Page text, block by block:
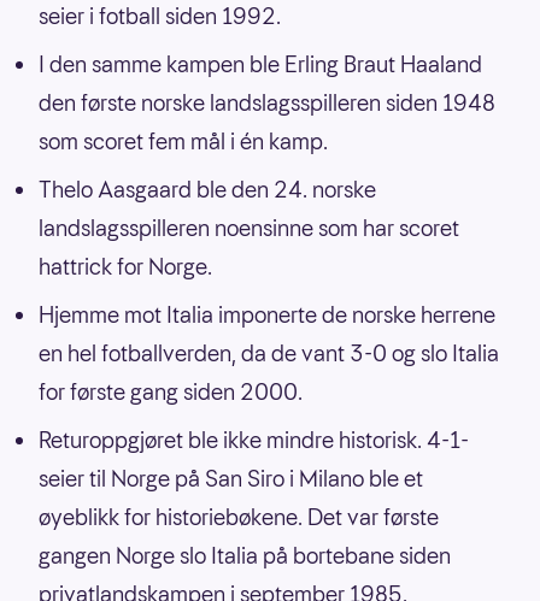
seier i fotball siden 1992.
I den samme kampen ble Erling Braut Haaland
den første norske landslagsspilleren siden 1948
som scoret fem mål i én kamp.
Thelo Aasgaard ble den 24. norske
landslagsspilleren noensinne som har scoret
hattrick for Norge.
Hjemme mot Italia imponerte de norske herrene
en hel fotballverden, da de vant 3-0 og slo Italia
for første gang siden 2000.
Returoppgjøret ble ikke mindre historisk. 4-1-
seier til Norge på San Siro i Milano ble et
øyeblikk for historiebøkene. Det var første
gangen Norge slo Italia på bortebane siden
privatlandskampen i september 1985.